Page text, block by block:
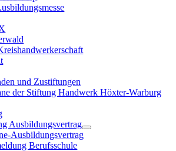
und Zustiftungen
der Stiftung Handwerk Höxter-Warburg
Ausbildungsvertrag
Ausbildungsvertrag
Berufsschule